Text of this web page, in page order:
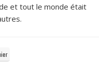
et tout le monde était